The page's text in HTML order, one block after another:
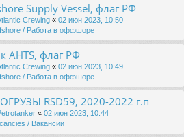
Supply Vessel, флаг РФ
Crewing « 02 июн 2023, 10:50
/ Работа в оффшоре
AHTS, флаг РФ
Crewing « 02 июн 2023, 10:49
/ Работа в оффшоре
RSD59, 2020-2022 г.п
« 02 июн 2023, 10:44
/ Вакансии